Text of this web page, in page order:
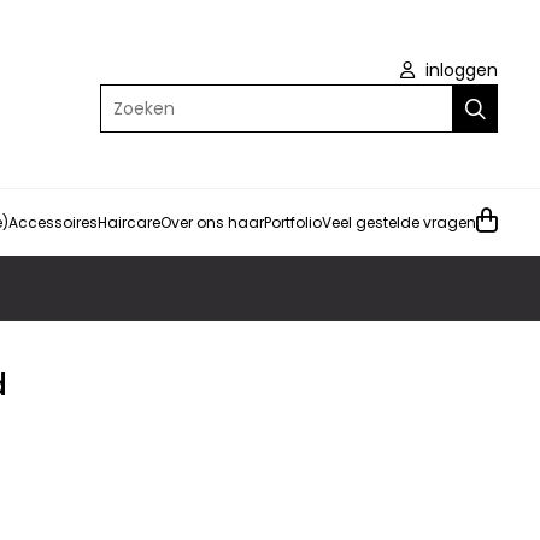
inloggen
Zoeken
AccessoiresHaircareOver ons haarPortfolioVeel gestelde vragen